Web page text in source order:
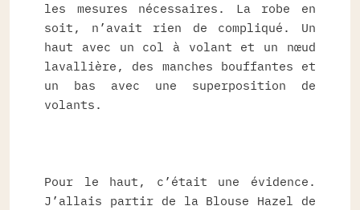
les mesures nécessaires. La robe en
soit, n’avait rien de compliqué. Un
haut avec un col à volant et un nœud
lavallière, des manches bouffantes et
un bas avec une superposition de
volants.
Pour le haut, c’était une évidence.
J’allais partir de la Blouse Hazel de